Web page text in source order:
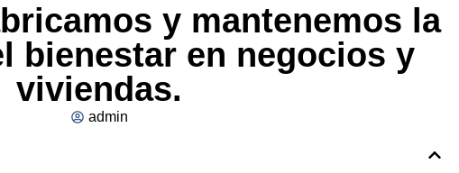
y mantenemos la
bienestar en negocios y
viviendas.
admin